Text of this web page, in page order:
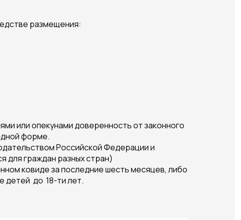
размещения:
или опекунами доверенность от законного
форме.
Российской Федерации и
для граждан разных стран)
ковиде за последние шесть месяцев, либо
детей до 18-ти лет.